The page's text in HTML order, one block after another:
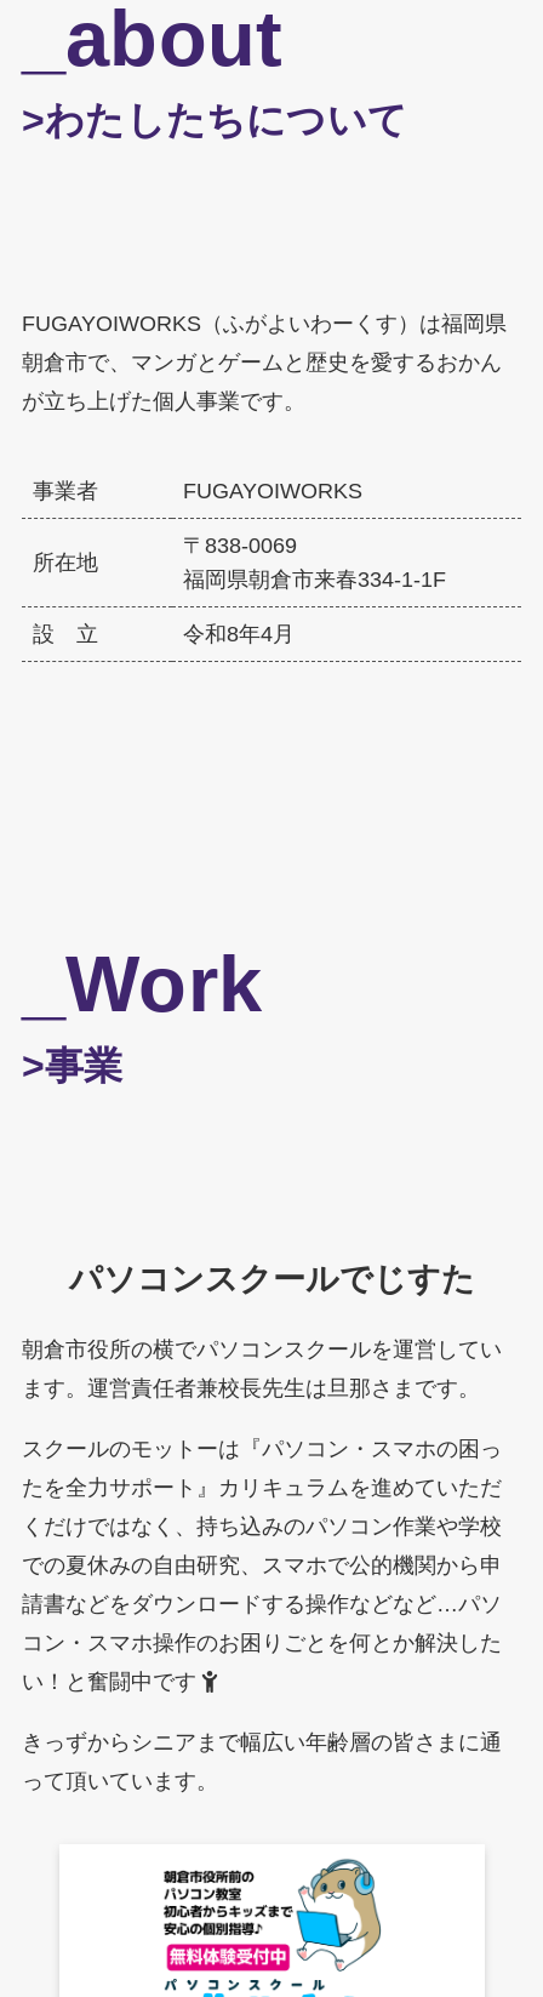
_about
>わたしたちについて
FUGAYOIWORKS（ふがよいわーくす）は福岡県
朝倉市で、マンガとゲームと歴史を愛するおかん
が立ち上げた個人事業です。
事業者 FUGAYOIWORKS
所在地
〒838-0069
福岡県朝倉市来春334-1-1F
設 立 令和8年4月
_Work
>事業
パソコンスクールでじすた
朝倉市役所の横でパソコンスクールを運営してい
ます。運営責任者兼校長先生は旦那さまです。
スクールのモットーは『パソコン・スマホの困っ
たを全力サポート』カリキュラムを進めていただ
くだけではなく、持ち込みのパソコン作業や学校
での夏休みの自由研究、スマホで公的機関から申
請書などをダウンロードする操作などなど…パソ
コン・スマホ操作のお困りごとを何とか解決した
い！と奮闘中です
きっずからシニアまで幅広い年齢層の皆さまに通
って頂いています。